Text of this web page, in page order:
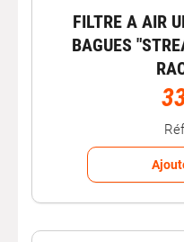
FILTRE A AIR
BAGUES